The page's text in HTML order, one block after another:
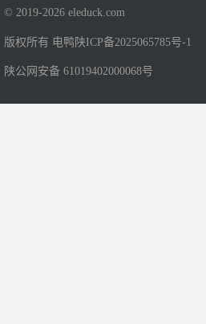
© 2019-2026 eleduck.com
版权所有 电鸭 陕ICP备2025065785号-1
陕公网安备 61019402000068号